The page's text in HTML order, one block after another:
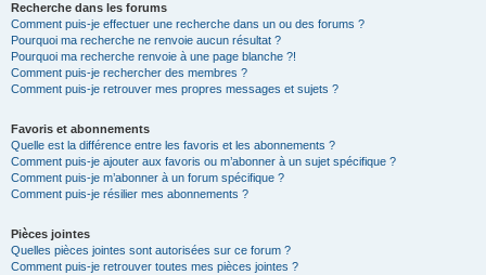
Recherche dans les forums
Comment puis-je effectuer une recherche dans un ou des forums ?
Pourquoi ma recherche ne renvoie aucun résultat ?
Pourquoi ma recherche renvoie à une page blanche ?!
Comment puis-je rechercher des membres ?
Comment puis-je retrouver mes propres messages et sujets ?
Favoris et abonnements
Quelle est la différence entre les favoris et les abonnements ?
Comment puis-je ajouter aux favoris ou m’abonner à un sujet spécifique ?
Comment puis-je m’abonner à un forum spécifique ?
Comment puis-je résilier mes abonnements ?
Pièces jointes
Quelles pièces jointes sont autorisées sur ce forum ?
Comment puis-je retrouver toutes mes pièces jointes ?